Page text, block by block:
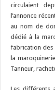
circulaient
l’annonce
au nom de
dédié à la
fabrication des
la
Tanneur,